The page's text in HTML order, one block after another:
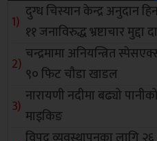
दुग्ध चिस्यान केन्द्र अनुदान
११ जनाविरुद्ध भ्रष्टाचार मुद्दा
चन्द्रमामा अनियन्त्रित
९० फिट चौडा खाडल
नारायणी नदीमा बढ्यो
माइकिङ